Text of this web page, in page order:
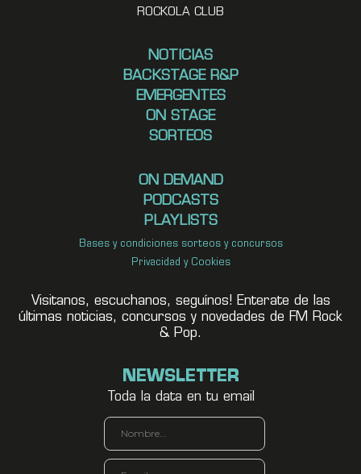
ROCKOLA CLUB
NOTICIAS
BACKSTAGE R&P
EMERGENTES
ON STAGE
SORTEOS
ON DEMAND
PODCASTS
PLAYLISTS
Bases y condiciones sorteos y concursos
Privacidad y Cookies
Visitanos, escuchanos, seguínos! Enterate de las
últimas noticias, concursos y novedades de FM Rock
& Pop.
NEWSLETTER
Toda la data en tu email